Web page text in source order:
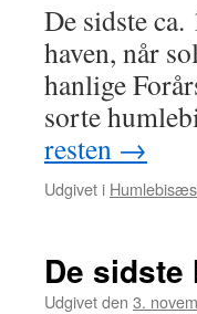
De sidste
haven, når
hanlige
sorte
resten →
Udgivet i
De sidste
Udgivet den 3.